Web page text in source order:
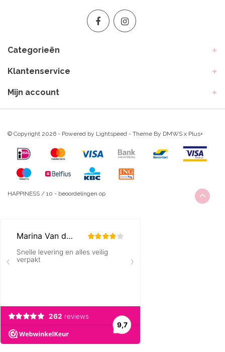
Categorieën
Klantenservice
Mijn account
© Copyright 2026 - Powered by Lightspeed - Theme By DMWS x Plus+
HAPPINESS / 10 - beoordelingen op